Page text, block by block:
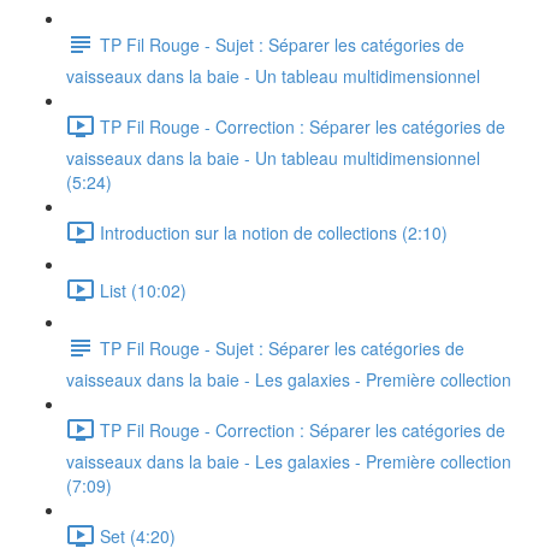
TP Fil Rouge - Sujet : Séparer les catégories de
vaisseaux dans la baie - Un tableau multidimensionnel
TP Fil Rouge - Correction : Séparer les catégories de
vaisseaux dans la baie - Un tableau multidimensionnel
(5:24)
Introduction sur la notion de collections (2:10)
List (10:02)
TP Fil Rouge - Sujet : Séparer les catégories de
vaisseaux dans la baie - Les galaxies - Première collection
TP Fil Rouge - Correction : Séparer les catégories de
vaisseaux dans la baie - Les galaxies - Première collection
(7:09)
Set (4:20)